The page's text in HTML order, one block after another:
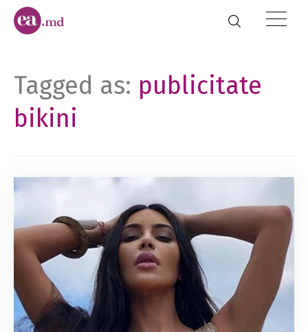
Tagged as: publicitate
bikini